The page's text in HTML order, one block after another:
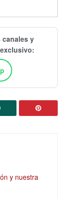
canales y
y nuestra